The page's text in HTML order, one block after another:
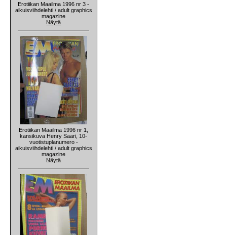
Erotiikan Maailma 1996 nr 3 -
aikuisviihdelehti / adult graphics
magazine
Näytä
Erotiikan Maailma 1996 nr 1,
kansikuva Henry Saari, 10-
vuotistuplanumero -
aikuisviihdelehti / adult graphics
magazine
Näytä